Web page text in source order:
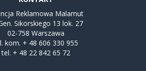
Reklamowa Malamut
Sikorskiego 13 lok. 27
02-758 Warszawa
kom. + 48 606 330 955
tel. + 48 22 842 65 72